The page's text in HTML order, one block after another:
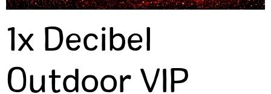
1x Decibel
Outdoor VIP